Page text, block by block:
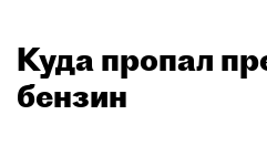
Куда пропал
бензин